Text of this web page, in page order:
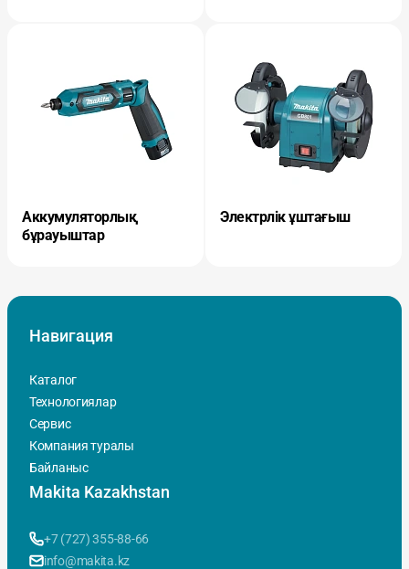
Аккумуляторлық
бұрауыштар
Электрлік ұштағыш
Навигация
Каталог
Технологиялар
Сервис
Компания туралы
Байланыс
Makita Kazakhstan
+7 (727) 355-88-66
info@makita.kz